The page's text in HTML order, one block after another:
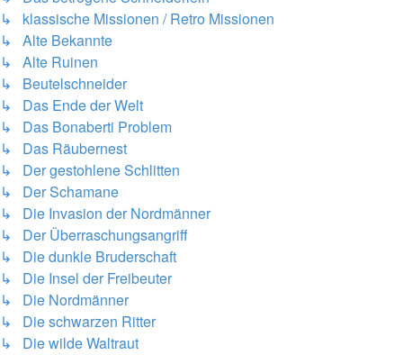
↳ klassische Missionen / Retro Missionen
↳ Alte Bekannte
↳ Alte Ruinen
↳ Beutelschneider
↳ Das Ende der Welt
↳ Das Bonaberti Problem
↳ Das Räubernest
↳ Der gestohlene Schlitten
↳ Der Schamane
↳ Die Invasion der Nordmänner
↳ Der Überraschungsangriff
↳ Die dunkle Bruderschaft
↳ Die Insel der Freibeuter
↳ Die Nordmänner
↳ Die schwarzen Ritter
↳ Die wilde Waltraut